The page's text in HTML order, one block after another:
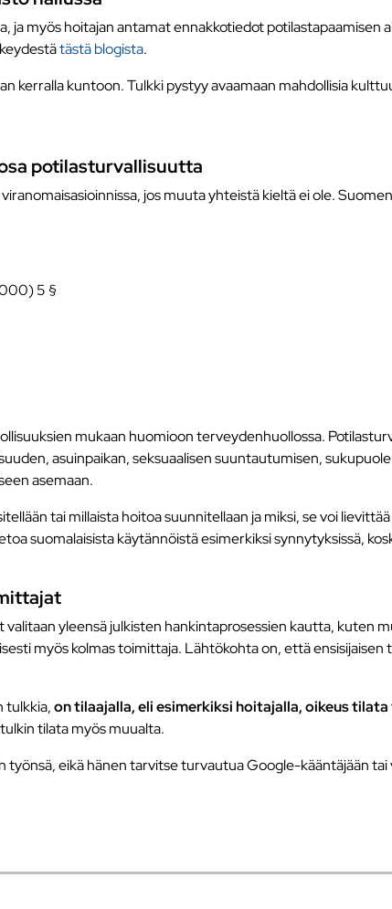
myös hoitajan antamat ennakkotiedot
tästä blogista.
kerralla kuntoon. Tulkki pystyy avaamaan mahdollisia
potilasturvallisuutta
jos muuta yhteistä kieltä ei ole.
5 §
mukaan huomioon terveydenhuollossa.
asuinpaikan, seksuaalisen suuntautumisen,
asemaan.
tai millaista hoitoa suunnitellaan ja miksi, se voi
suomalaisista käytännöistä esimerkiksi synnytyksissä,
yleensä julkisten hankintaprosessien kautta, kuten
myös kolmas toimittaja. Lähtökohta on, että
tulkkia,on tilaajalla, eli esimerkiksi hoitajalla, oikeus
tilata myös muualta.
eikä hänen tarvitse turvautua Google-kääntäjään